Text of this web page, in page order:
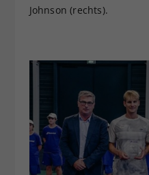
Johnson (rechts).